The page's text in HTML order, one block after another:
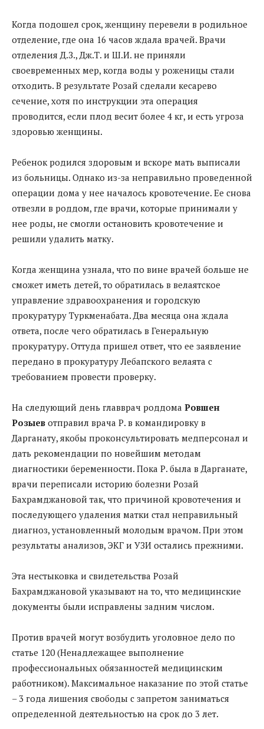
Когда подошел срок, женщину перевели в родильное
отделение, где она 16 часов ждала врачей. Врачи
отделения Д.З., Дж.Т. и Ш.И. не приняли
своевременных мер, когда воды у роженицы стали
отходить. В результате Розай сделали кесарево
сечение, хотя по инструкции эта операция
проводится, если плод весит более 4 кг, и есть угроза
здоровью женщины.
Ребенок родился здоровым и вскоре мать выписали
из больницы. Однако из-за неправильно проведенной
операции дома у нее началось кровотечение. Ее снова
отвезли в роддом, где врачи, которые принимали у
нее роды, не смогли остановить кровотечение и
решили удалить матку.
Когда женщина узнала, что по вине врачей больше не
сможет иметь детей, то обратилась в велаятское
управление здравоохранения и городскую
прокуратуру Туркменабата. Два месяца она ждала
ответа, после чего обратилась в Генеральную
прокуратуру. Оттуда пришел ответ, что ее заявление
передано в прокуратуру Лебапского велаята с
требованием провести проверку.
На следующий день главврач роддома Ровшен
Розыев отправил врача Р. в командировку в
Дарганату, якобы проконсультировать медперсонал и
дать рекомендации по новейшим методам
диагностики беременности. Пока Р. была в Дарганате,
врачи переписали историю болезни Розай
Бахрамджановой так, что причиной кровотечения и
последующего удаления матки стал неправильный
диагноз, установленный молодым врачом. При этом
результаты анализов, ЭКГ и УЗИ остались прежними.
Эта нестыковка и свидетельства Розай
Бахрамджановой указывают на то, что медицинские
документы были исправлены задним числом.
Против врачей могут возбудить уголовное дело по
статье 120 (Ненадлежащее выполнение
профессиональных обязанностей медицинским
работником). Максимальное наказание по этой статье
– 3 года лишения свободы с запретом заниматься
определенной деятельностью на срок до 3 лет.